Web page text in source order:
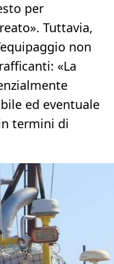
per
Tuttavia,
non
«La
ed eventuale
termini di